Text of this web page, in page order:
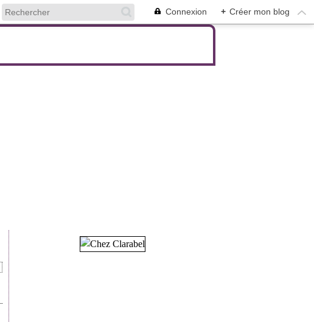
Connexion + Créer mon blog